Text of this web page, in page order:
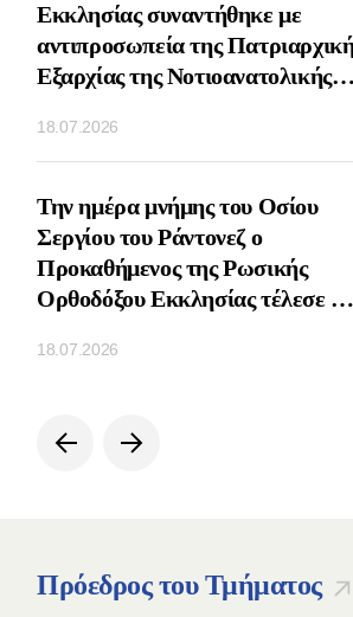
Εκκλησίας συναντήθηκε με
αντιπροσωπεία της
Εξαρχίας της Νοτιοανατολικής
18.07.2026
Την ημέρα μνήμης του Οσίου
Σεργίου του Ράντονεζ ο
Προκαθήμενος της Ρωσικής
Ορθοδόξου Εκκλησίας τέλεσε τη
Αγίας Τριάδος και του Αγίου
18.07.2026
Πρόεδρος του Τμήματος